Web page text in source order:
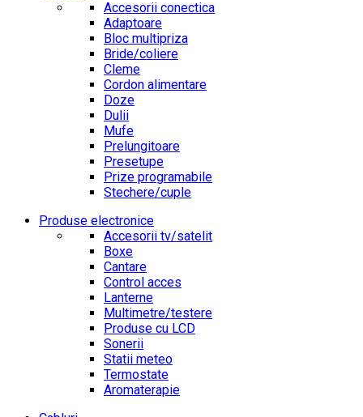
Accesorii conectica
Adaptoare
Bloc multipriza
Bride/coliere
Cleme
Cordon alimentare
Doze
Dulii
Mufe
Prelungitoare
Presetupe
Prize programabile
Stechere/cuple
Produse electronice
Accesorii tv/satelit
Boxe
Cantare
Control acces
Lanterne
Multimetre/testere
Produse cu LCD
Sonerii
Statii meteo
Termostate
Aromaterapie